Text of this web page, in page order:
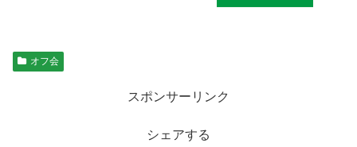
オフ会
スポンサーリンク
シェアする